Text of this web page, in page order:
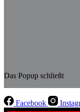
Das Popup schließt
Facebook